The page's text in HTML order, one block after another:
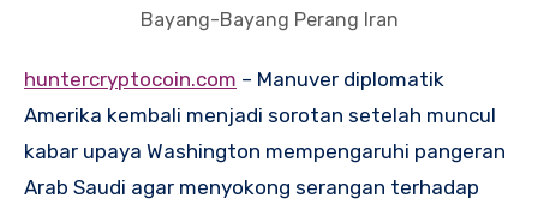
Bayang-Bayang Perang Iran
huntercryptocoin.com – Manuver diplomatik
Amerika kembali menjadi sorotan setelah muncul
kabar upaya Washington mempengaruhi pangeran
Arab Saudi agar menyokong serangan terhadap